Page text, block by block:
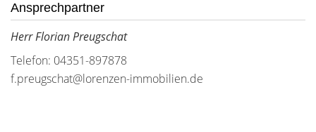
Ansprechpartner
Herr Florian Preugschat
Telefon: 04351-897878
f.preugschat@lorenzen-immobilien.de